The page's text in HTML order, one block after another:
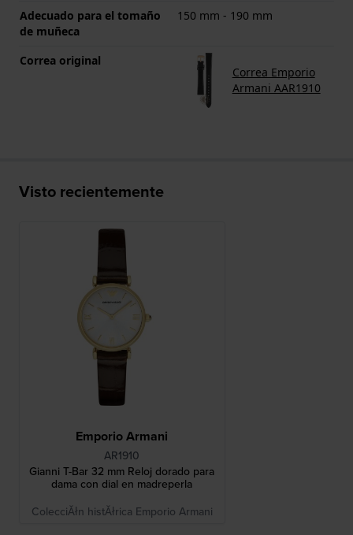
Adecuado para el tomaño
de muñeca
150 mm - 190 mm
Correa original
Correa Emporio
Armani AAR1910
Visto recientemente
Emporio Armani
AR1910
Gianni T-Bar 32 mm Reloj dorado para
dama con dial en madreperla
ColecciĂłn histĂłrica Emporio Armani